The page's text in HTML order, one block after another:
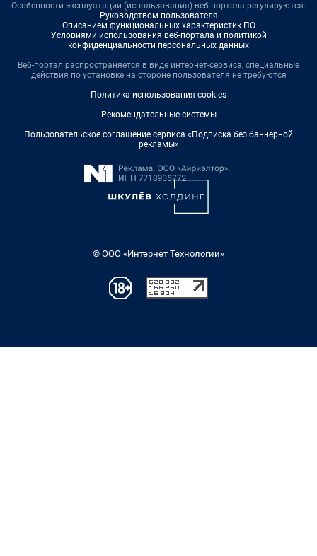
Особенности эксплуатации (использования) веб-портала регулируются:
Руководством пользователя
Описанием функциональных характеристик ПО
Условиями использования веб-портала и политикой
конфиденциальности персональных данных
Веб-портал распространяется в виде интернет-сервиса, специальные
действия по установке на стороне пользователя не требуются
Политика использования cookies
Рекомендательные системы
Пользовательское соглашение сервиса «Подписка без баннерной
рекламы»
© ООО «Интернет Технологии»